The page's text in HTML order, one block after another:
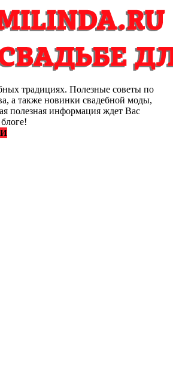
традициях. Полезные советы по
а также новинки свадебной моды,
полезная информация ждет Вас